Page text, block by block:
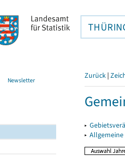
Newsletter Zurück |
▸
▸